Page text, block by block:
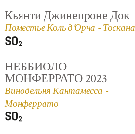
Кьянти Джинепроне Док
Поместье Коль д'Орча - Тоскана
НЕББИОЛО
МОНФЕРРАТО 2023
Винодельня Кантамесса -
Монферрато